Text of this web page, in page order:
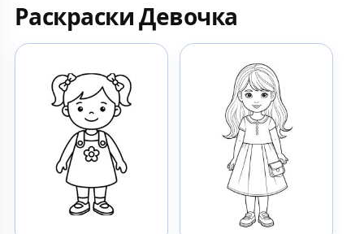
Раскраски Девочка